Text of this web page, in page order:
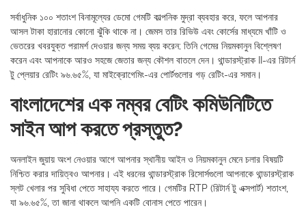
সর্বাধুনিক ১০০ শতাংশ বিনামূল্যের ডেমো গেমটি কাল্পনিক মুদ্রা ব্যবহার করে, ফলে আপনার
আসল টাকা হারানোর কোনো ঝুঁকি থাকে না। জেমস তার রিভিউ এবং কোর্সের মাধ্যমে খাঁটি ও
ভেতরের খবরযুক্ত পরামর্শ দেওয়ার জন্য সময় ব্যয় করেন; তিনি গেমের নিয়মকানুন বিশ্লেষণ
করেন এবং আপনাকে আরও সহজে জেতার জন্য কৌশল বাতলে দেন। থান্ডারস্ট্রাক II-এর রিটার্ন
টু প্লেয়ার রেটিং ৯৬.৬৫%, যা মাইক্রোগেমিং-এর পোর্টগুলোর গড় রেটিং-এর সমান।
বাংলাদেশের এক নম্বর বেটিং কমিউনিটিতে
সাইন আপ করতে প্রস্তুত?
অনলাইন জুয়ায় অংশ নেওয়ার আগে আপনার স্থানীয় আইন ও নিয়মকানুন মেনে চলার বিষয়টি
নিশ্চিত করার দায়িত্বও আপনার। এই ধরনের থান্ডারস্ট্রাক রিসোর্সগুলো আপনাকে থান্ডারস্ট্রাক
স্লট খেলার পর সুবিধা পেতে সাহায্য করতে পারে। গেমটির RTP (রিটার্ন টু এক্সপার্ট) শতাংশ,
যা ৯৬.৬৫%, তা জানা থাকলে আপনি একটি বোনাস পেতে পারেন।